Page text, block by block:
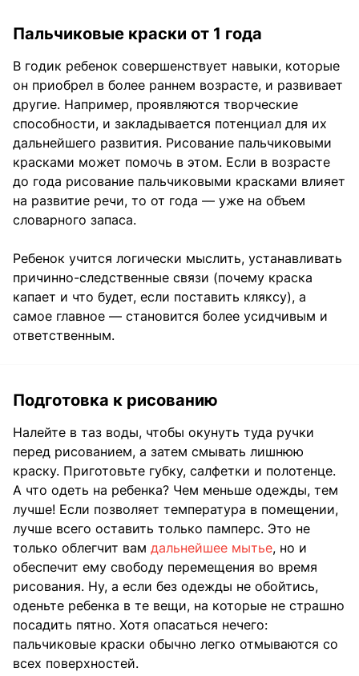
Пальчиковые краски от 1 года
В годик ребенок совершенствует навыки, которые
он приобрел в более раннем возрасте, и развивает
другие. Например, проявляются творческие
способности, и закладывается потенциал для их
дальнейшего развития. Рисование пальчиковыми
красками может помочь в этом. Если в возрасте
до года рисование пальчиковыми красками влияет
на развитие речи, то от года — уже на объем
словарного запаса.
Ребенок учится логически мыслить, устанавливать
причинно-следственные связи (почему краска
капает и что будет, если поставить кляксу), а
самое главное — становится более усидчивым и
ответственным.
Подготовка к рисованию
Налейте в таз воды, чтобы окунуть туда ручки
перед рисованием, а затем смывать лишнюю
краску. Приготовьте губку, салфетки и полотенце.
А что одеть на ребенка? Чем меньше одежды, тем
лучше! Если позволяет температура в помещении,
лучше всего оставить только памперс. Это не
только облегчит вам дальнейшее мытье, но и
обеспечит ему свободу перемещения во время
рисования. Ну, а если без одежды не обойтись,
оденьте ребенка в те вещи, на которые не страшно
посадить пятно. Хотя опасаться нечего:
пальчиковые краски обычно легко отмываются со
всех поверхностей.